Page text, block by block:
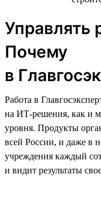
Управлять
Почему
в
Работа в
на ИТ-решения, как и
уровня. Продукты
всей России, и даже в
учреждения каждый
и видит результаты